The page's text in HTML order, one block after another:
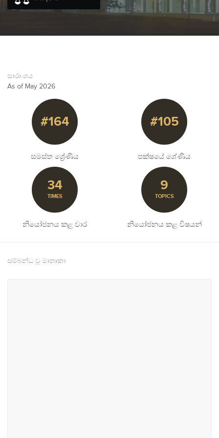
සාරාංශය
As of May 2026
#164
සමස්ත ශ්‍රේණිය
#105
පක්ෂයේ ශේණිය
34
TIMES
නියෝජනය කළ වාර
9
TOPICS
නියෝජනය කළ විෂයන්
සම්බන්ධ වූ මාතෘකා